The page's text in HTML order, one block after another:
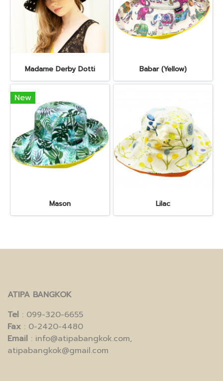
Madame Derby Dotti Babar (Yellow)
New
Mason Lilac
ATIPA BANGKOK
Tel : 099-320-6655
Fax : 0-2420-4480
Email : info@atipabangkok.com,
atipabangkok@gmail.com